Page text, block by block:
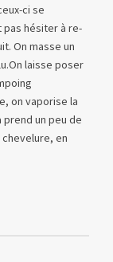
ci se
hésiter à re-
On masse un
laisse poser
on vaporise la
prend un peu de
en